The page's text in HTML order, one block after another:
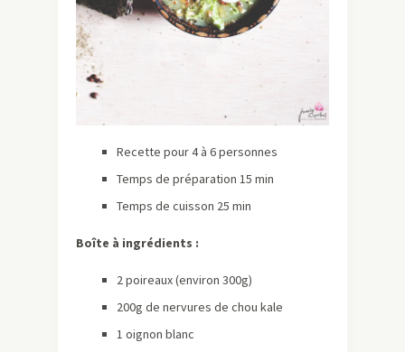
Recette pour 4 à 6 personnes
Temps de préparation 15 min
Temps de cuisson 25 min
Boîte à ingrédients :
2 poireaux (environ 300g)
200g de nervures de chou kale
1 oignon blanc